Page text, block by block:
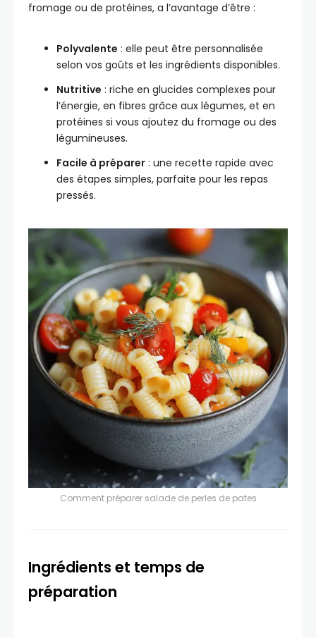
fromage ou de protéines, a l’avantage d’être :
Polyvalente : elle peut être personnalisée
selon vos goûts et les ingrédients disponibles.
Nutritive : riche en glucides complexes pour
l’énergie, en fibres grâce aux légumes, et en
protéines si vous ajoutez du fromage ou des
légumineuses.
Facile à préparer : une recette rapide avec
des étapes simples, parfaite pour les repas
pressés.
Comment préparer salade de perles de pates
Ingrédients et temps de
préparation